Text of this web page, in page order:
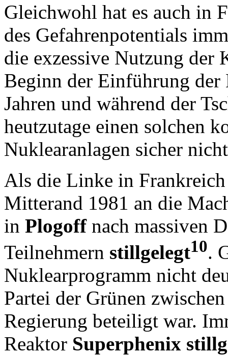
Gleichwohl hat es auch in
des Gefahrenpotentials
die exzessive Nutzung der
Beginn der Einführung
Jahren und während der
heutzutage einen solchen
Nuklearanlagen sicher
Als die Linke in
Mitterand 1981 an die
in Plogoff nach massiven
Teilnehmern stillgelegt10.
Nuklearprogramm nicht
Partei der Grünen
Regierung beteiligt war.
Reaktor Superphenix